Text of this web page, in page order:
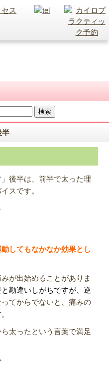
半
後半は、前半で太った理
スです。
してもなかなか効果とし
が出始めることがありま
勘違いしがちですが、逆
てからでないと、痛みの
太ったという言葉で満足